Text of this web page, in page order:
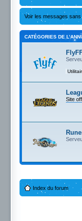
Voir les messages
CATÉGORIES DE
Site
Index du forum